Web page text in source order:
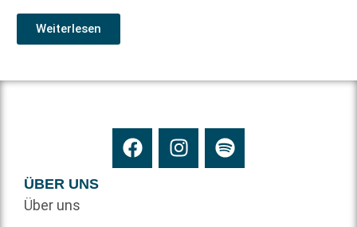
Weiterlesen
ÜBER UNS
Über uns